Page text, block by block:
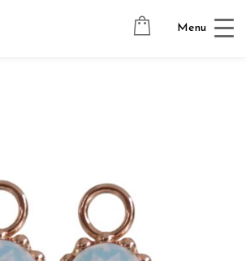
Menu
Kõrvarõngaste ripatsid